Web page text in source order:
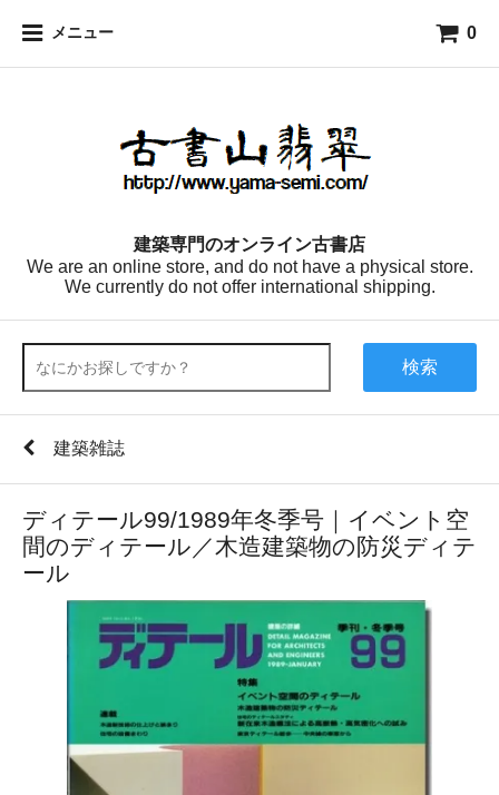
メニュー 0
建築専門のオンライン古書店
We are an online store, and do not have a physical store.
We currently do not offer international shipping.
検索
建築雑誌
ディテール99/1989年冬季号｜イベント空
間のディテール／木造建築物の防災ディテ
ール